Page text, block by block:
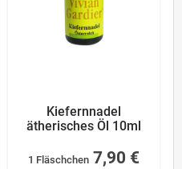
Kiefernnadel
ätherisches Öl 10ml
1 Fläschchen 7,90 €